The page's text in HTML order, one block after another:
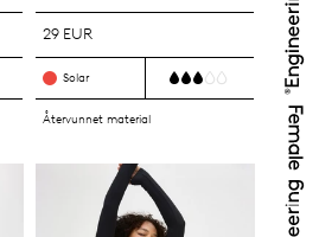
29 EUR
Solar
Återvunnet material